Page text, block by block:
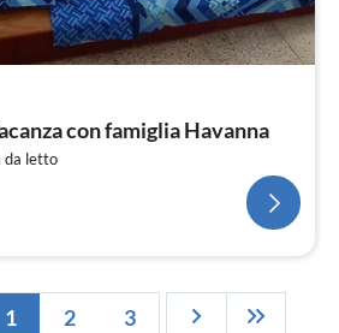
con famiglia Havanna
da letto
1 2 3